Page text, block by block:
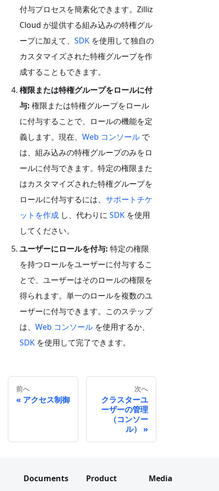
付与プロセスを簡素化できます。Zilliz
Cloud が提供する組み込みの特権グル
ープに加えて、 SDK を使用して独自の
カスタマイズされた特権グループを作
成することもできます。
権限または特権グループをロールに付
与: 権限または特権グループをロール
に付与することで、ロールの機能を定
義します。現在、 Web コンソール で
は、組み込みの特権グループのみをロ
ールに付与できます。特定の権限また
はカスタマイズされた特権グループを
ロールに付与するには、 サポートチケ
ットを作成 し、代わりに SDK を使用
してください。
ユーザーにロールを付与: 特定の権限
を持つロールをユーザーに付与するこ
とで、ユーザーはそのロールの権限を
得られます。単一のロールを複数のユ
ーザーに付与できます。このステップ
は、 Web コンソール を使用するか、
SDK を使用して完了できます。
前へ
アクセス制御
次へ
クラスターユ
ーザーの管理
（コンソー
ル）
Documents
Product
Media